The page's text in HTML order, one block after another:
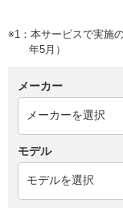
※1：本サービスで実施
年5月）
メーカー
モデル